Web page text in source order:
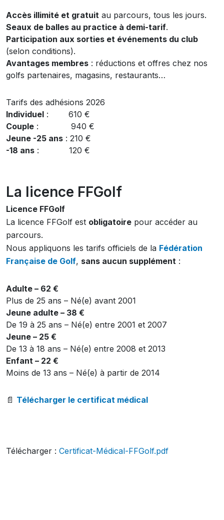
Accès illimité et gratuit au parcours, tous les jours.
Seaux de balles au practice à demi-tarif.
Participation aux sorties et événements du club
(selon conditions).
Avantages membres : réductions et offres chez nos
golfs partenaires, magasins, restaurants…
Tarifs des adhésions 2026
Individuel : 610 €
Couple : 940 €
Jeune -25 ans : 210 €
-18 ans : 120 €
La licence FFGolf
Licence FFGolf
La licence FFGolf est obligatoire pour accéder au
parcours.
Nous appliquons les tarifs officiels de la Fédération
Française de Golf, sans aucun supplément :
Adulte – 62 €
Plus de 25 ans – Né(e) avant 2001
Jeune adulte – 38 €
De 19 à 25 ans – Né(e) entre 2001 et 2007
Jeune – 25 €
De 13 à 18 ans – Né(e) entre 2008 et 2013
Enfant – 22 €
Moins de 13 ans – Né(e) à partir de 2014
📄 Télécharger le certificat médical
Télécharger : Certificat-Médical-FFGolf.pdf